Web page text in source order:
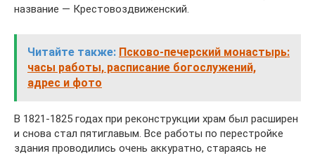
название — Крестовоздвиженский.
Читайте также: Псково-печерский монастырь:
часы работы, расписание богослужений,
адрес и фото
В 1821-1825 годах при реконструкции храм был расширен
и снова стал пятиглавым. Все работы по перестройке
здания проводились очень аккуратно, стараясь не